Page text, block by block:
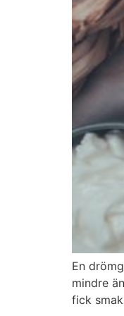
En
mindre
fick